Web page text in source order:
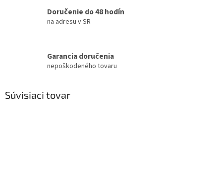
Doručenie do 48 hodín
na adresu v SR
Garancia doručenia
nepoškodeného tovaru
Súvisiaci tovar